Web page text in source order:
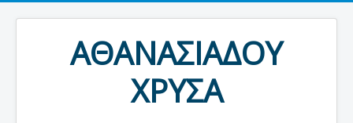
ΑΘΑΝΑΣΙΑΔΟΥ
ΧΡΥΣΑ